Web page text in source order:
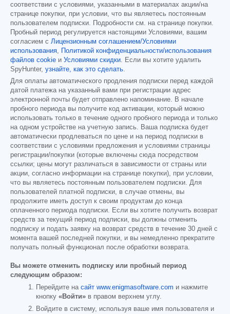
соответствии с условиями, указанными в материалах акции/на
странице покупки, при условии, что вы являетесь постоянным
пользователем подписки. Подробности см. на странице покупки.
Пробный период регулируется настоящими Условиями, вашим
согласием с Лицензионным соглашением/Условиями
использования
Политикой конфиденциальности/использования
файлов cookie и Условиями скидки . Если вы хотите удалить
SpyHunter, узнайте, как это сделать
Для оплаты автоматического продления подписки перед каждой
датой платежа на указанный вами при регистрации адрес
электронной почты будет отправлено напоминание. В начале
пробного периода вы получите код активации, который можно
использовать только в течение одного пробного периода и только
на одном устройстве на учетную запись. Ваша подписка будет
автоматически продлеваться по цене и на период подписки в
соответствии с условиями предложения и условиями страницы
регистрации/покупки (которые включены сюда посредством
ссылки; цены могут различаться в зависимости от страны или
акции, согласно информации на странице покупки), при условии,
что вы являетесь постоянным пользователем подписки. Для
пользователей платной подписки, в случае отмены, вы
продолжите иметь доступ к своим продуктам до конца
оплаченного периода подписки. Если вы хотите получить возврат
средств за текущий период подписки, вы должны отменить
подписку и подать заявку на возврат средств в течение 30 дней с
момента вашей последней покупки, и вы немедленно прекратите
получать полный функционал после обработки возврата.
Вы можете отменить подписку или пробный период
следующим образом:
Перейдите на сайт www.enigmasoftware.com и нажмите
кнопку «Войти» в правом верхнем углу.
Войдите в систему, используя ваше имя пользователя и